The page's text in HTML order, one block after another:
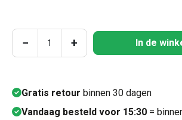
Producthoeveelheid: Voer
− + In de
Gratis retour binnen 30 dagen
Vandaag besteld voor 15:30 =